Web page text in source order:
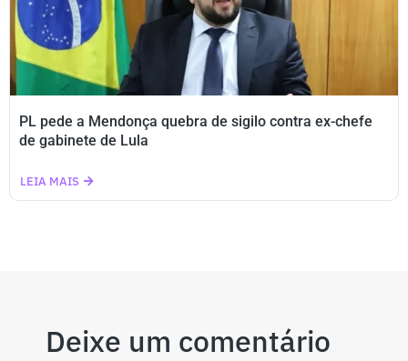
PL pede a Mendonça quebra de sigilo contra ex-chefe
de gabinete de Lula
LEIA MAIS
Deixe um comentário